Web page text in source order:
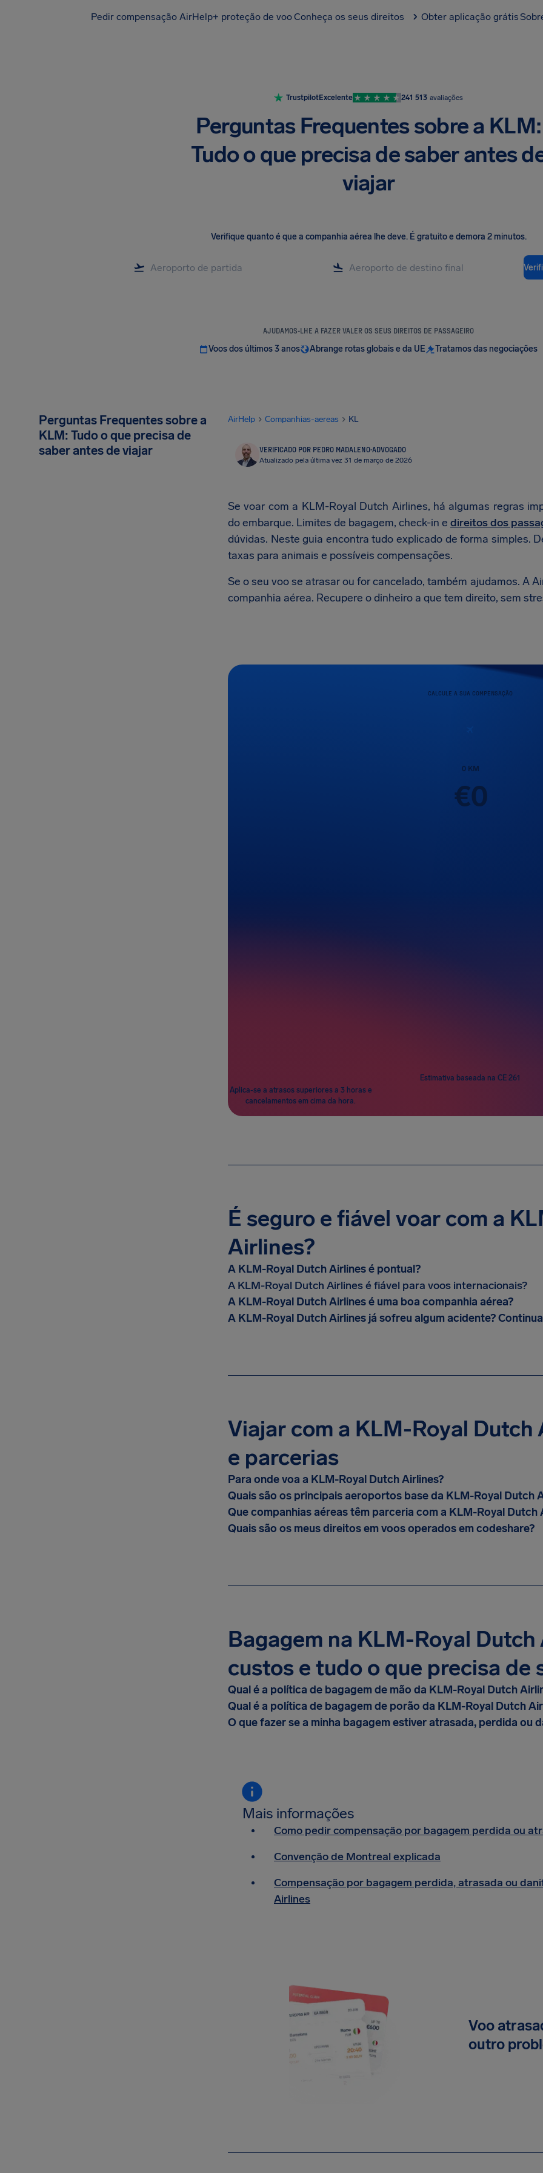
Pedir compensação AirHelp+ proteção de vooConheça os seus direitos Obter aplicação grátis
TrustpilotExcelente 241 513 avaliações
Perguntas Frequentes sobre a KLM:
Tudo o que precisa de saber antes
viajar
Verifique quanto é que a companhia aérea lhe deve. É gratuito e demora 2 minutos.
AJUDAMOS-LHE A FAZER VALER OS SEUS DIREITOS DE PASSAGEIRO
Voos dos últimos 3 anos Abrange rotas globais e da UE Tratamos das negociações
Perguntas Frequentes sobre a
KLM: Tudo o que precisa de
saber antes de viajar
AirHelp Companhias-aereas KL
VERIFICADO POR PEDRO MADALENO·ADVOGADO
Atualizado pela última vez 31 de março de 2026
Se voar com a KLM-Royal Dutch Airlines, há algumas regras
do embarque. Limites de bagagem, check-in e direitos dos
dúvidas. Neste guia encontra tudo explicado de forma simples.
taxas para animais e possíveis compensações.
Se o seu voo se atrasar ou for cancelado, também ajudamos. A
companhia aérea. Recupere o dinheiro a que tem direito, sem
CALCULE A SUA COMPENSAÇÃO
0KM
€0
Estimativa baseada na CE 261
Aplica-se a atrasos superiores a 3 horas e
cancelamentos em cima da hora.
É seguro e fiável voar com a
Airlines?
A KLM-Royal Dutch Airlines é pontual?
A KLM-Royal Dutch Airlines é fiável para voos internacionais?
A KLM-Royal Dutch Airlines é uma boa companhia aérea?
A KLM-Royal Dutch Airlines já sofreu algum acidente?
Viajar com a KLM-Royal
e parcerias
Para onde voa a KLM-Royal Dutch Airlines?
Quais são os principais aeroportos base da KLM-Royal Dutch
Que companhias aéreas têm parceria com a KLM-Royal Dutch
Quais são os meus direitos em voos operados em codeshare?
Bagagem na KLM-Royal
custos e tudo o que precisa de
Qual é a política de bagagem de mão da KLM-Royal Dutch
Qual é a política de bagagem de porão da KLM-Royal Dutch
O que fazer se a minha bagagem estiver atrasada, perdida ou
Mais informações
Como pedir compensação por bagagem perdida ou
Convenção de Montreal explicada
Compensação por bagagem perdida, atrasada ou
Airlines
Voo
outro